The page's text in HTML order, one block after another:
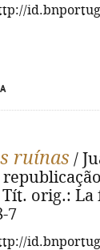
ruínas /
Tít. orig.:
7